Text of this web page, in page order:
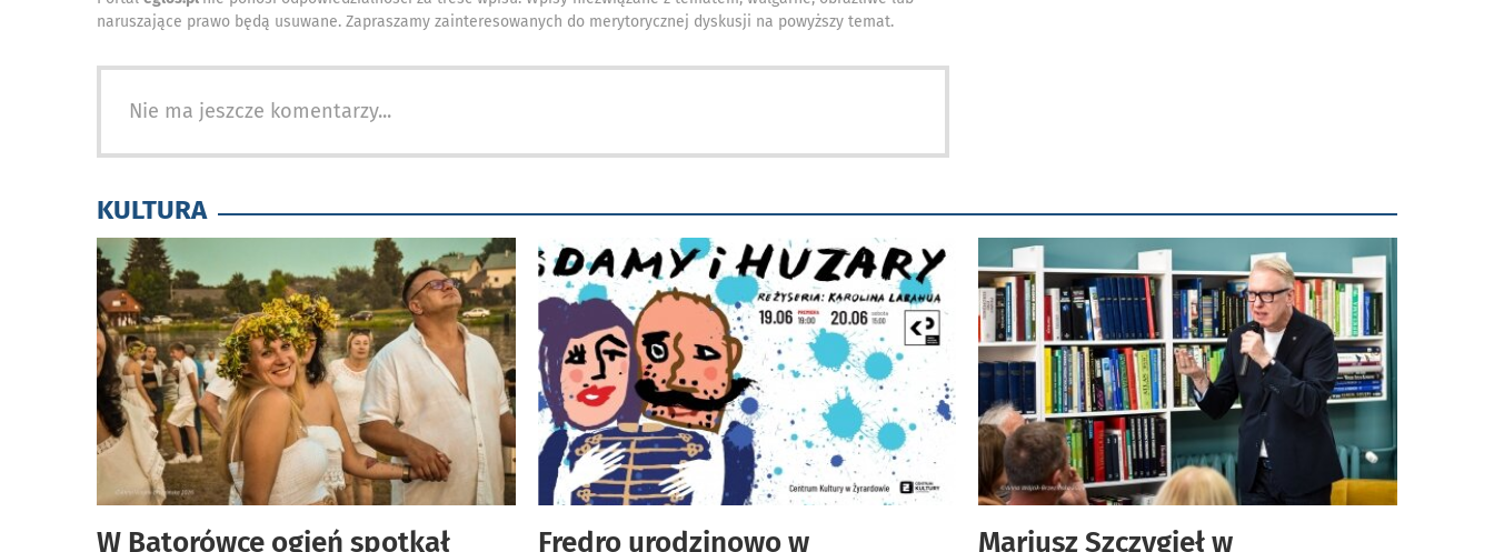
naruszające prawo będą usuwane. Zapraszamy zainteresowanych do merytorycznej dyskusji na powyższy temat.
Nie ma jeszcze komentarzy...
KULTURA
W Batorówce ogień spotkał Fredro urodzinowo w Mariusz Szczygieł w